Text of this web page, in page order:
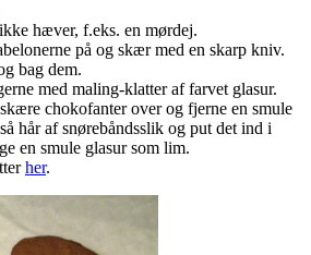
hæver, f.eks. en mørdej.
på og skær med en skarp kniv.
bag dem.
med maling-klatter af farvet glasur.
chokofanter over og fjerne en smule
hår af snørebåndsslik og put det ind i
en smule glasur som lim.
her.